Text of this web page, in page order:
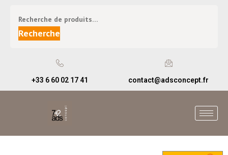
Recherche
+33 6 60 02 17 41 contact@adsconcept.fr